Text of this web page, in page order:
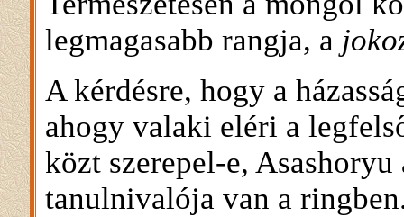
legmagasabb rangja, a
A kérdésre, hogy a
ahogy valaki eléri a
közt szerepel-e,
tanulnivalója van a